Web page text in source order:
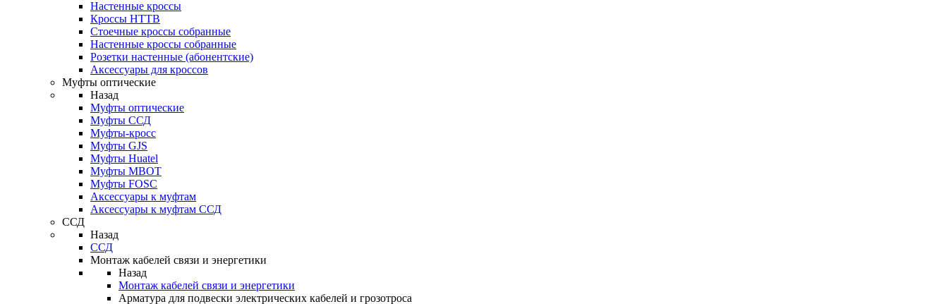
Настенные кроссы
Кроссы HTTB
Стоечные кроссы собранные
Настенные кроссы собранные
Розетки настенные (абонентские)
Аксессуары для кроссов
Муфты оптические
Назад
Муфты оптические
Муфты ССД
Муфты-кросс
Муфты GJS
Муфты Huatel
Муфты МВОТ
Муфты FOSC
Аксессуары к муфтам
Аксессуары к муфтам ССД
ССД
Назад
ССД
Монтаж кабелей связи и энергетики
Назад
Монтаж кабелей связи и энергетики
Арматура для подвески электрических кабелей и грозотроса